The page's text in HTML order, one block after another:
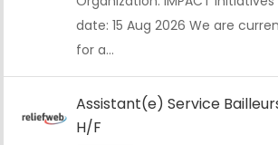
date: 15 Aug 2026 We are
for a…
Assistant(e) Service
H/F